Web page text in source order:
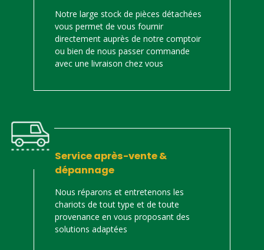
Notre large stock de pièces détachées
vous permet de vous fournir
directement auprès de notre comptoir
ou bien de nous passer commande
avec une livraison chez vous
Service après-vente &
dépannage
Nous réparons et entretenons les
chariots de tout type et de toute
provenance en vous proposant des
solutions adaptées